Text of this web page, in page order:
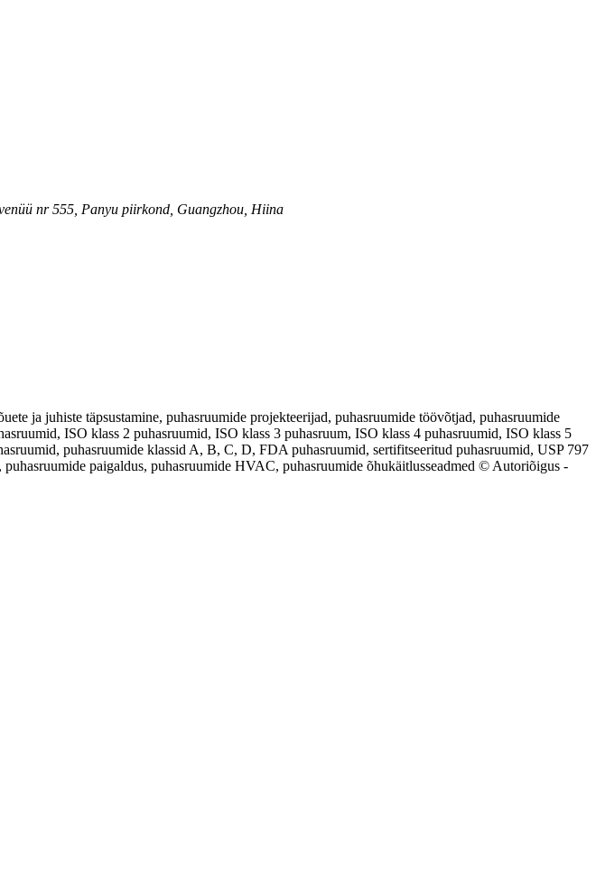
nr 555, Panyu piirkond, Guangzhou, Hiina
ja juhiste täpsustamine, puhasruumide projekteerijad, puhasruumide töövõtjad, puhasruumide
ISO klass 2 puhasruumid, ISO klass 3 puhasruum, ISO klass 4 puhasruumid, ISO klass 5
puhasruumide klassid A, B, C, D, FDA puhasruumid, sertifitseeritud puhasruumid, USP 797
paigaldus, puhasruumide HVAC, puhasruumide õhukäitlusseadmed © Autoriõigus -